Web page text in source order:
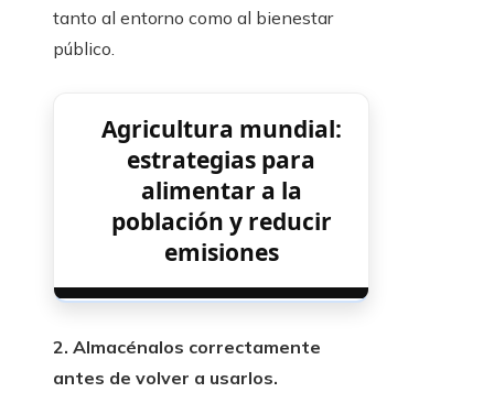
tanto al entorno como al bienestar
público.
Agricultura mundial:
estrategias para
alimentar a la
población y reducir
emisiones
2. Almacénalos correctamente
antes de volver a usarlos.